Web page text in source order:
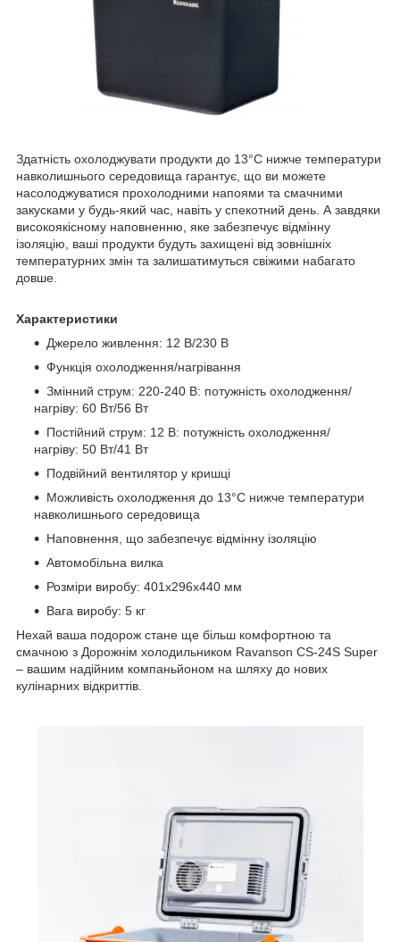
Здатність охолоджувати продукти до 13°C нижче температури
навколишнього середовища гарантує, що ви можете
насолоджуватися прохолодними напоями та смачними
закусками у будь-який час, навіть у спекотний день. А завдяки
високоякісному наповненню, яке забезпечує відмінну
ізоляцію, ваші продукти будуть захищені від зовнішніх
температурних змін та залишатимуться свіжими набагато
довше.
Характеристики
Джерело живлення: 12 В/230 В
Функція охолодження/нагрівання
Змінний струм: 220-240 В: потужність охолодження/
нагріву: 60 Вт/56 Вт
Постійний струм: 12 В: потужність охолодження/
нагріву: 50 Вт/41 Вт
Подвійний вентилятор у кришці
Можливість охолодження до 13°C нижче температури
навколишнього середовища
Наповнення, що забезпечує відмінну ізоляцію
Автомобільна вилка
Розміри виробу: 401x296x440 мм
Вага виробу: 5 кг
Нехай ваша подорож стане ще більш комфортною та
смачною з Дорожнім холодильником Ravanson CS-24S Super
– вашим надійним компаньйоном на шляху до нових
кулінарних відкриттів.